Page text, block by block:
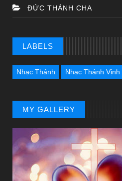
BÀI NỔI BẬT
ĐỨC THÁNH CHA
LABELS
Nhạc Thánh Nhạc Thánh Vịnh
MY GALLERY